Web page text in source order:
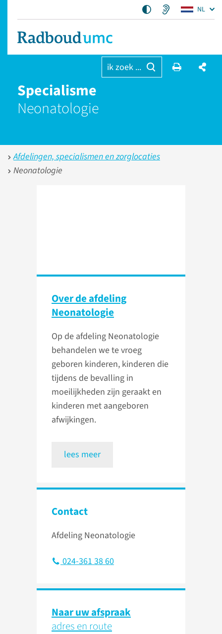
NL
ik zoek ...
Specialisme
Neonatologie
Afdelingen, specialismen en zorglocaties
Neonatologie
Over de afdeling
Neonatologie
Op de afdeling Neonatologie
behandelen we te vroeg
geboren kinderen, kinderen die
tijdens de bevalling in
moeilijkheden zijn geraakt en
kinderen met aangeboren
afwijkingen.
lees meer
Contact
Afdeling Neonatologie
024-361 38 60
Naar uw afspraak
adres en route